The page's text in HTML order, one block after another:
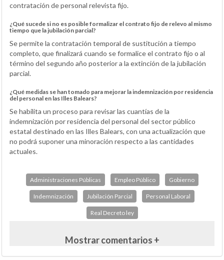
contratación de personal relevista fijo.
¿Qué sucede si no es posible formalizar el contrato fijo de relevo al mismo
tiempo que la jubilación parcial?
Se permite la contratación temporal de sustitución a tiempo
completo, que finalizará cuando se formalice el contrato fijo o al
término del segundo año posterior a la extinción de la jubilación
parcial.
¿Qué medidas se han tomado para mejorar la indemnización por residencia
del personal en las Illes Balears?
Se habilita un proceso para revisar las cuantías de la
indemnización por residencia del personal del sector público
estatal destinado en las Illes Balears, con una actualización que
no podrá suponer una minoración respecto a las cantidades
actuales.
Administraciones Públicas Empleo Público Gobierno
Indemnización Jubilación Parcial Personal Laboral
Real Decreto ley
Mostrar comentarios +